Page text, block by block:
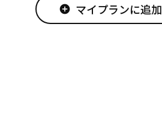
add_circle マイプランに追加